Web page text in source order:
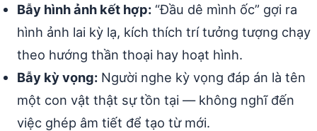
Bẫy hình ảnh kết hợp: “Đầu dê mình ốc” gợi ra
hình ảnh lai kỳ lạ, kích thích trí tưởng tượng chạy
theo hướng thần thoại hay hoạt hình.
Bẫy kỳ vọng: Người nghe kỳ vọng đáp án là tên
một con vật thật sự tồn tại — không nghĩ đến
việc ghép âm tiết để tạo từ mới.